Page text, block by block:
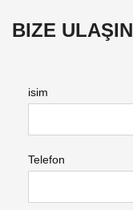
BIZE ULAŞIN
isim
Telefon